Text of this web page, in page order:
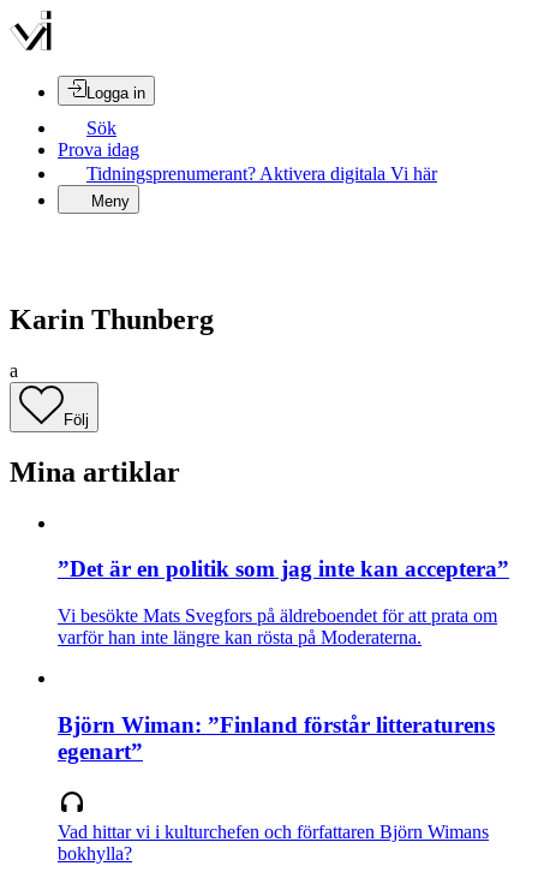
Logga in
Sök
Prova idag
Tidningsprenumerant? Aktivera digitala Vi här
Meny
Karin Thunberg
a
Följ
Mina artiklar
”Det är en politik som jag inte kan acceptera”
Vi besökte Mats Svegfors på äldreboendet för att prata om
varför han inte längre kan rösta på Moderaterna.
Björn Wiman: ”Finland förstår litteraturens
egenart”
Vad hittar vi i kulturchefen och författaren Björn Wimans
bokhylla?